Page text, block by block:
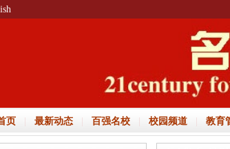
页 最新动态 百强名校 校园频道 教育